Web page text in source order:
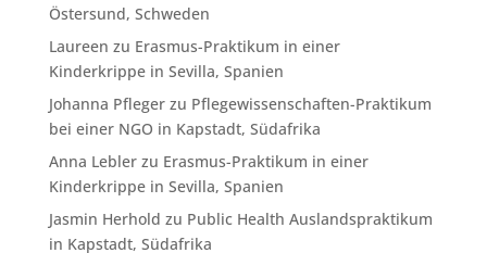
Östersund, Schweden
Laureen zu Erasmus-Praktikum in einer
Kinderkrippe in Sevilla, Spanien
Johanna Pflegerzu Pflegewissenschaften-Praktikum
bei einer NGO in Kapstadt, Südafrika
Anna Leblerzu Erasmus-Praktikum in einer
Kinderkrippe in Sevilla, Spanien
Jasmin Herhold zu Public Health Auslandspraktikum
in Kapstadt, Südafrika